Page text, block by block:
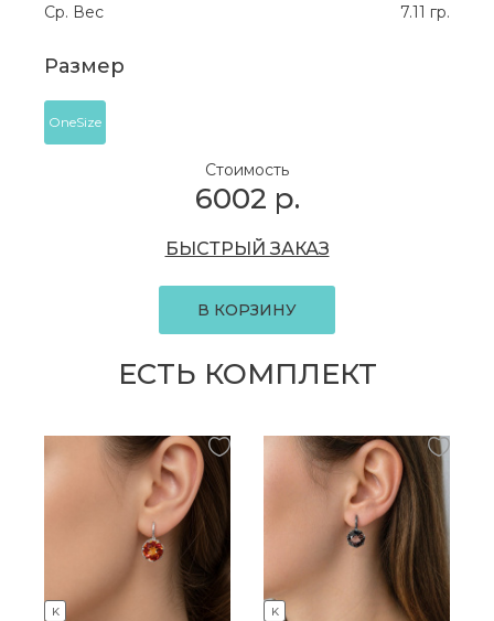
Ср. Вес
7.11 гр.
Размер
OneSize
Стоимость
6002 р.
БЫСТРЫЙ ЗАКАЗ
В КОРЗИНУ
ЕСТЬ КОМПЛЕКТ
K K